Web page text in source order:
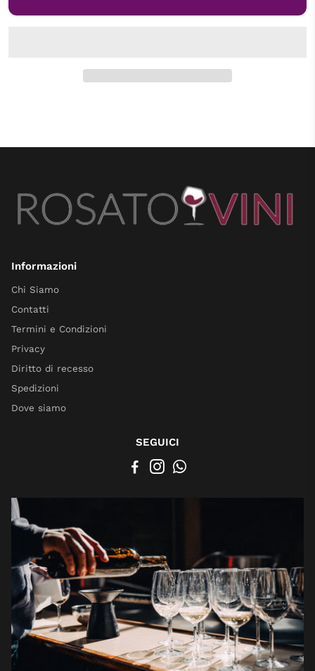
Informazioni
Chi Siamo
Contatti
Termini e Condizioni
Privacy
Diritto di recesso
Spedizioni
Dove siamo
SEGUICI